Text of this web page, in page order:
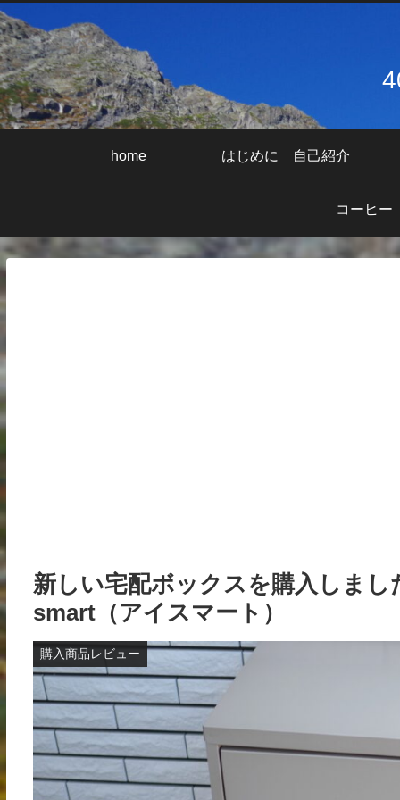
home はじめに 自己紹介
コーヒー
新しい宅配ボックスを購入しま
smart（アイスマート）
購入商品レビュー